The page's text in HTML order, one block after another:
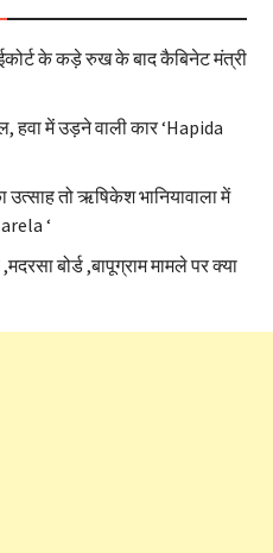
के कड़े रुख के बाद कैबिनेट मंत्री
हवा में उड़ने वाली कार ‘Hapida
तो ऋषिकेश भानियावाला में
‘
बोर्ड ,बापूग्राम मामले पर क्या